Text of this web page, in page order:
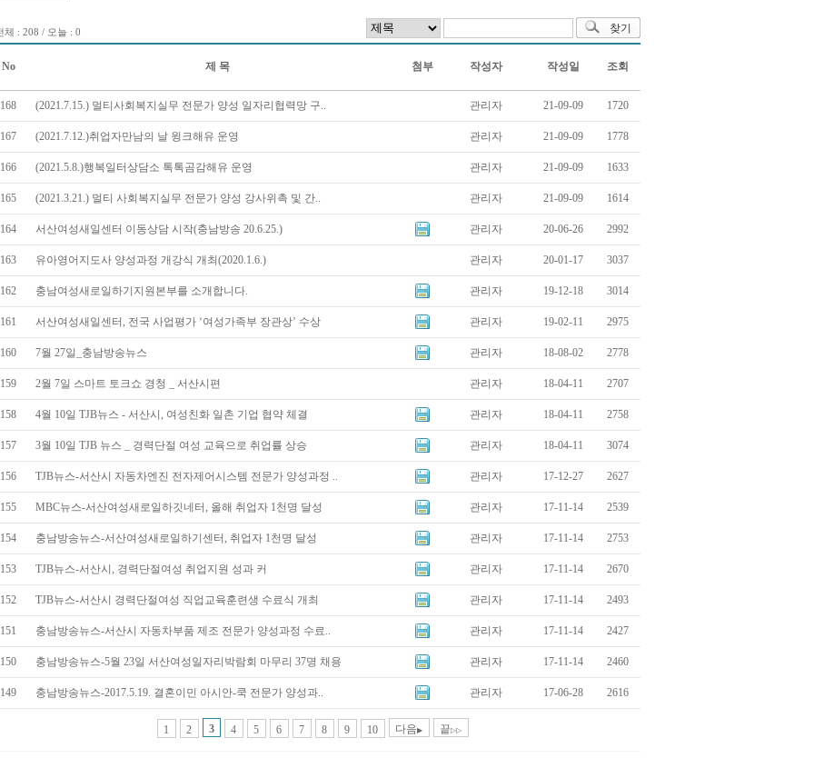
체 : 208 / 오늘 : 0
No 제 목 첨부 작성자 작성일 조회
168 (2021.7.15.) 멀티사회복지실무 전문가 양성 일자리협력망 구.. 관리자 21-09-09 1720
167 (2021.7.12.)취업자만남의 날 윙크해유 운영 관리자 21-09-09 1778
166 (2021.5.8.)행복일터상담소 톡톡곰감해유 운영 관리자 21-09-09 1633
165 (2021.3.21.) 멀티 사회복지실무 전문가 양성 강사위촉 및 간.. 관리자 21-09-09 1614
164 서산여성새일센터 이동상담 시작(충남방송 20.6.25.) 관리자 20-06-26 2992
163 유아영어지도사 양성과정 개강식 개최(2020.1.6.) 관리자 20-01-17 3037
162 충남여성새로일하기지원본부를 소개합니다. 관리자 19-12-18 3014
161 서산여성새일센터, 전국 사업평가 ‘여성가족부 장관상’ 수상 관리자 19-02-11 2975
160 7월 27일_충남방송뉴스 관리자 18-08-02 2778
159 2월 7일 스마트 토크쇼 경청 _ 서산시편 관리자 18-04-11 2707
158 4월 10일 TJB뉴스 - 서산시, 여성친화 일촌 기업 협약 체결 관리자 18-04-11 2758
157 3월 10일 TJB 뉴스 _ 경력단절 여성 교육으로 취업률 상승 관리자 18-04-11 3074
156 TJB뉴스-서산시 자동차엔진 전자제어시스템 전문가 양성과정 .. 관리자 17-12-27 2627
155 MBC뉴스-서산여성새로일하깃네터, 올해 취업자 1천명 달성 관리자 17-11-14 2539
154 충남방송뉴스-서산여성새로일하기센터, 취업자 1천명 달성 관리자 17-11-14 2753
153 TJB뉴스-서산시, 경력단절여성 취업지원 성과 커 관리자 17-11-14 2670
152 TJB뉴스-서산시 경력단절여성 직업교육훈련생 수료식 개최 관리자 17-11-14 2493
151 충남방송뉴스-서산시 자동차부품 제조 전문가 양성과정 수료.. 관리자 17-11-14 2427
150 충남방송뉴스-5월 23일 서산여성일자리박람회 마무리 37명 채용 관리자 17-11-14 2460
149 충남방송뉴스-2017.5.19. 결혼이민 아시안-쿡 전문가 양성과.. 관리자 17-06-28 2616
1 2 3 4 5 6 7 8 9 10 다음▶ 끝▷▷